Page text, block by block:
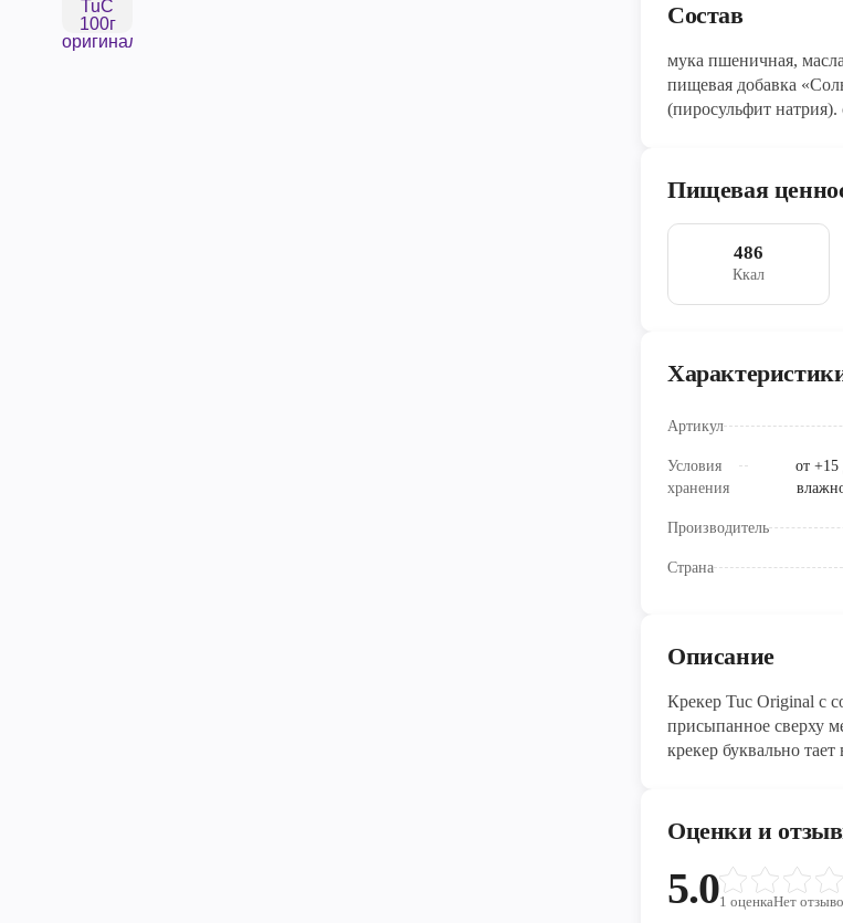
Состав
мука пшеничная,
пищевая добавка
(пиросульфит
Пищевая
486
Ккал
Артикул
Условия
хранения
от +15
Производитель
Страна
Описание
Крекер Tuc Original с
присыпанное сверху
крекер буквально
расшифровывается
Оценки и
5.01 оценкаНет